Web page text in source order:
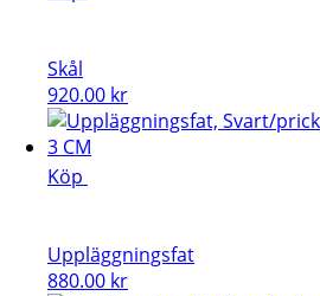
Skål
920.00 kr
Köp
Uppläggningsfat
880.00 kr